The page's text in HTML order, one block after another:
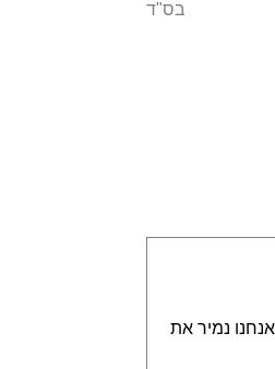
בס"ד
נמיר את